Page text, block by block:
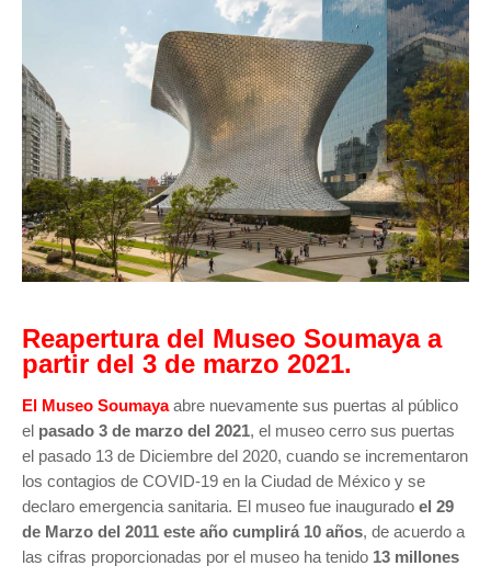
Reapertura del Museo Soumaya a
partir del 3 de marzo 2021.
El Museo Soumayaabre nuevamente sus puertas al público
el pasado 3 de marzo del 2021, el museo cerro sus puertas
el pasado 13 de Diciembre del 2020, cuando se incrementaron
los contagios de COVID-19 en la Ciudad de México y se
declaro emergencia sanitaria. El museo fue inaugurado el 29
de Marzo del 2011 este año cumplirá 10 años, de acuerdo a
las cifras proporcionadas por el museo ha tenido 13 millones